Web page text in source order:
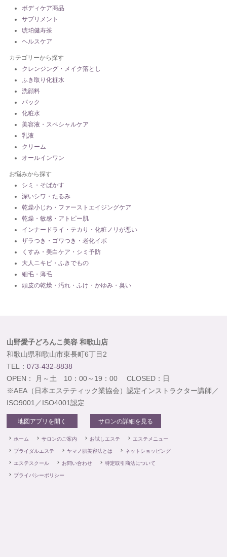
ボディケア商品
サプリメント
琥珀健寿茶
ヘルスケア
カテゴリーから探す
クレンジング・メイク落とし
ふき取り化粧水
洗顔料
パック
化粧水
美容液・スペシャルケア
乳液
クリーム
オールインワン
お悩みから探す
シミ・そばかす
深いシワ・たるみ
乾燥小じわ・ファーストエイジングケア
乾燥・敏感・アトピー肌
インナードライ・テカり・化粧ノリが悪い
ザラつき・ゴワつき・老化イボ
くすみ・美白ケア・シミ予防
大人ニキビ・ふきでもの
細毛・薄毛
頭皮の乾燥・汚れ・ふけ・かゆみ・臭い
山野愛子どろんこ美容 和歌山店
和歌山県和歌山市東長町6丁目2
TEL：073-432-8838
OPEN： 月～土 10：00～19：00 CLOSED：日
※AEA（日本エステティック業協会）認定インストラクター講師／
ISO9001／ISO4001認定
地図アプリを開く サロンの詳細を見る
ホーム サロンのご案内 お試しエステ エステメニュー
ブライダルエステ ヤマノ肌美容法とは ネットショッピング
エステスクール お問い合わせ 特定取引商法について
プライバシーポリシー